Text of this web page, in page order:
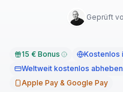
Geprüft
15 € Bonus
Kostenlos
Weltweit kostenlos abheben
Apple Pay & Google Pay